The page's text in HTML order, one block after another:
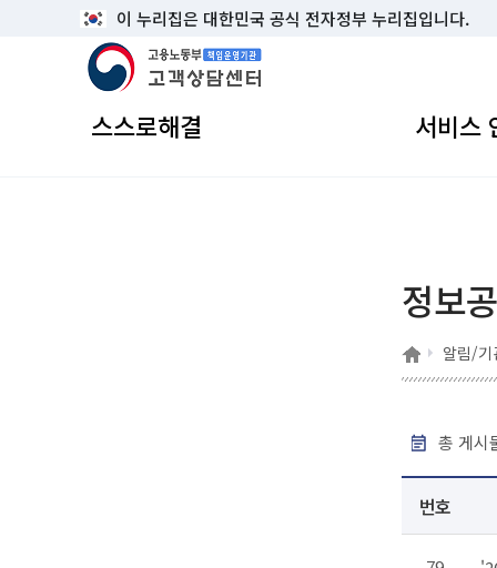
이 누리집은 대한민국 공식 전자정부 누리집입니다.
고용노동부 책임운영기관 고객상담센터
스스로해결 서비스
정보
홈 알림/기
총 게시
번호